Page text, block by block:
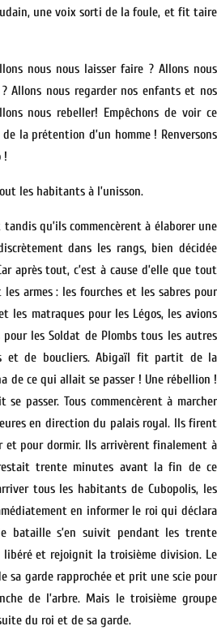
une voix sorti de la foule, et fit taire
nous nous laisser faire ? Allons nous
Allons nous regarder nos enfants et nos
nous rebeller! Empêchons de voir ce
la prétention d’un homme ! Renversons
!
les habitants à l’unisson.
qu’ils commencèrent à élaborer une
dans les rangs, bien décidée
après tout, c’est à cause d’elle que tout
armes : les fourches et les sabres pour
les matraques pour les Légos, les avions
les Soldat de Plombs tous les autres
et de boucliers. Abigaïl fit partit de la
de ce qui allait se passer ! Une rébellion !
passer. Tous commencèrent à marcher
en direction du palais royal. Ils firent
et pour dormir. Ils arrivèrent finalement à
trente minutes avant la fin de ce
tous les habitants de Cubopolis, les
en informer le roi qui déclara
bataille s’en suivit pendant les trente
et rejoignit la troisième division. Le
sa garde rapprochée et prit une scie pour
de l’arbre. Mais le troisième groupe
du roi et de sa garde.